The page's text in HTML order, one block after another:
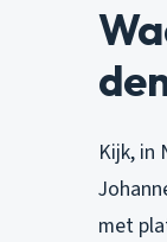
Kijk, in
met